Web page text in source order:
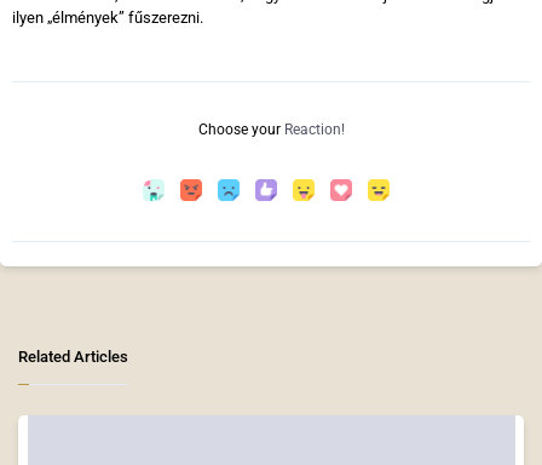
ilyen „élmények” fűszerezni.
Choose your Reaction!
Related Articles